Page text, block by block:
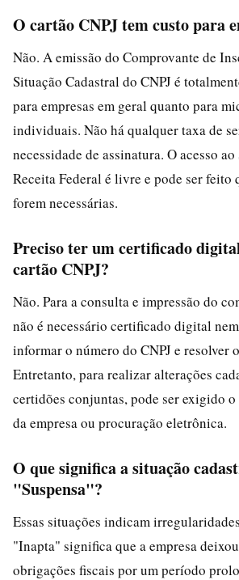
O cartão CNPJ tem custo para
Não. A emissão do Comprovante de
Situação Cadastral do CNPJ é
para empresas em geral quanto para
individuais. Não há qualquer taxa de
necessidade de assinatura. O acesso
Receita Federal é livre e pode ser feito
forem necessárias.
Preciso ter um certificado
cartão CNPJ?
Não. Para a consulta e impressão do
não é necessário certificado digital
informar o número do CNPJ e resolver
Entretanto, para realizar alterações
certidões conjuntas, pode ser exigido
da empresa ou procuração eletrônica.
O que significa a situação
"Suspensa"?
Essas situações indicam
"Inapta" significa que a empresa
obrigações fiscais por um período